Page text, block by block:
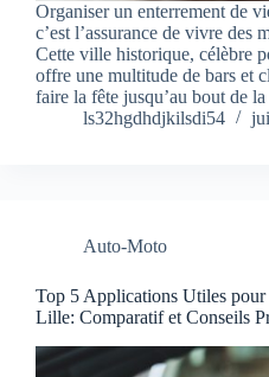
Organiser un enterrement de
c’est l’assurance de vivre des
Cette ville historique, célèbre
offre une multitude de bars et
faire la fête jusqu’au bout de
ls32hgdhdjkilsdi54
Auto-Moto
Top 5 Applications Utiles
Lille: Comparatif et Conseils